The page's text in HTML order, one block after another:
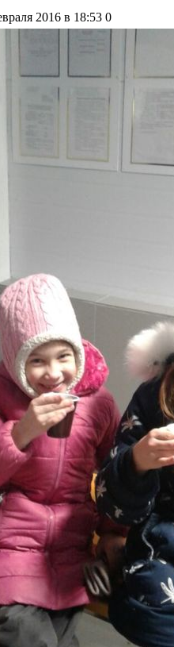
2016 в 18:53 0